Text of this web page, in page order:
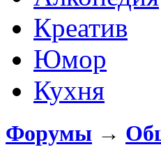
Креатив
Юмор
Кухня
Форумы →